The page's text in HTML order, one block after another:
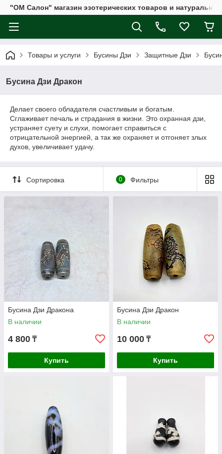
"ОМ Салон" магазин эзотерических товаров и
Товары и услуги Бусины Дзи Защитные Дзи
Бусина Дзи Дракон
Делает своего обладателя счастливым и богатым.
Сглаживает печаль и страдания в жизни. Это охранная дзи,
устраняет суету и слухи, помогает справиться с
отрицательной энергией, а так же охраняет и отгоняет злых
духов, увеличивает удачу.
Сортировка 0 Фильтры
Бусина Дзи Дракона
В наличии
4 800 ₸
Купить
Бусина Дзи Дракон
В наличии
10 000 ₸
Купить